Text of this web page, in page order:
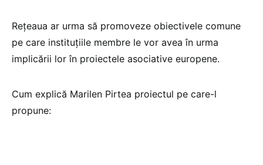
Rețeaua ar urma să promoveze obiectivele comune
pe care instituțiile membre le vor avea în urma
implicării lor în proiectele asociative europene.
Cum explică Marilen Pirtea proiectul pe care-l
propune: